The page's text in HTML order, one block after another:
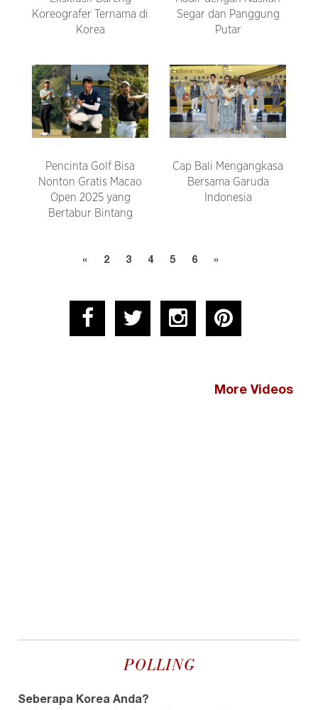
Koreografer Ternama di
Korea
Segar dan Panggung
Putar
Pencinta Golf Bisa
Nonton Gratis Macao
Open 2025 yang
Bertabur Bintang
Cap Bali Mengangkasa
Bersama Garuda
Indonesia
« 2 3 4 5 6 »
More Videos
POLLING
Seberapa Korea Anda?